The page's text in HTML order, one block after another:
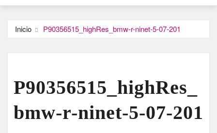
Inicio P90356515_highRes_bmw-r-ninet-5-07-201
P90356515_highRes_
bmw-r-ninet-5-07-201